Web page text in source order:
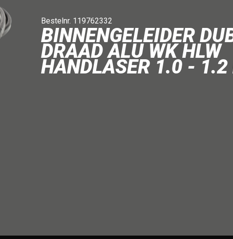
Bestelnr. 119762332
BINNENGELEIDER
DRAAD ALU WK HLW
HANDLASER 1.0 -